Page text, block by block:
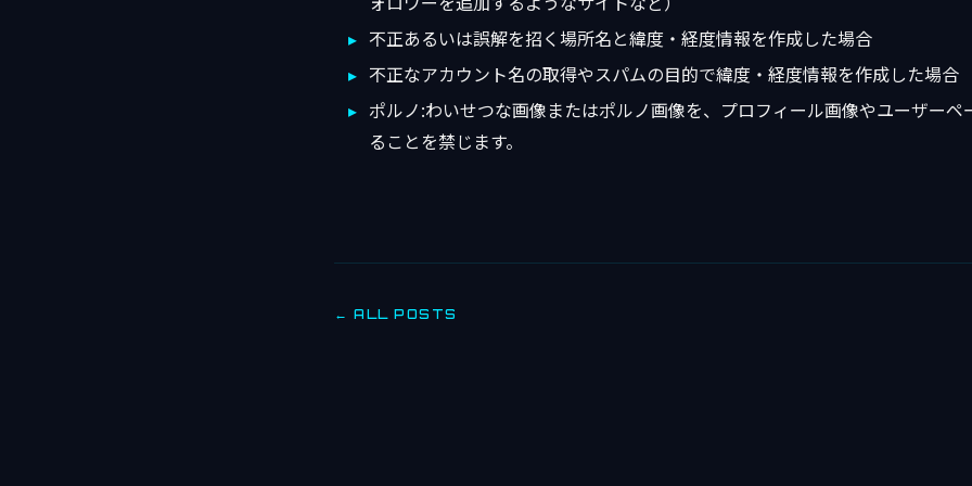
不正あるいは誤解を招く場所名と緯度・経度情報を作成した場合
不正なアカウント名の取得やスパムの目的で緯度・経度情報を作成した場合
ポルノ:わいせつな画像またはポルノ画像を、プロフィール画像やユーザーペ
ることを禁じます。
← ALL POSTS